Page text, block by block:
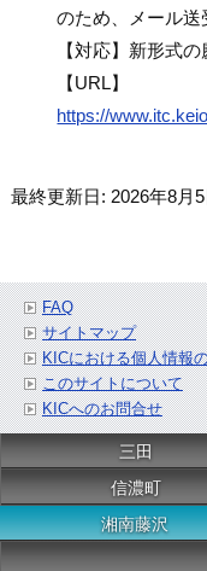
のため、メール送
【対応】新形式
【URL】
https://
最終更新日: 2026年8月5
FAQ
サイトマップ
KICにおける個人情報
このサイトについて
KICへのお問合せ
三田
信濃町
湘南藤沢